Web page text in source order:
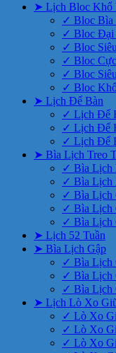
➤ Lịch Bloc Khổ
✓ Bloc Bìa
✓ Bloc Đại
✓ Bloc
✓ Bloc
✓ Bloc
✓ Bloc
➤ Lịch Để Bàn
✓ Lịch Để
✓ Lịch Để
✓ Lịch Để
➤ Bìa Lịch Treo
✓ Bìa Lịch
✓ Bìa Lịch
✓ Bìa Lịch
✓ Bìa Lịch
✓ Bìa Lịch
➤ Lịch 52 Tuần
➤ Bìa Lịch Gập
✓ Bìa Lịch
✓ Bìa Lịch
✓ Bìa Lịch
➤ Lịch Lò Xo
✓ Lò Xo
✓ Lò Xo
✓ Lò Xo